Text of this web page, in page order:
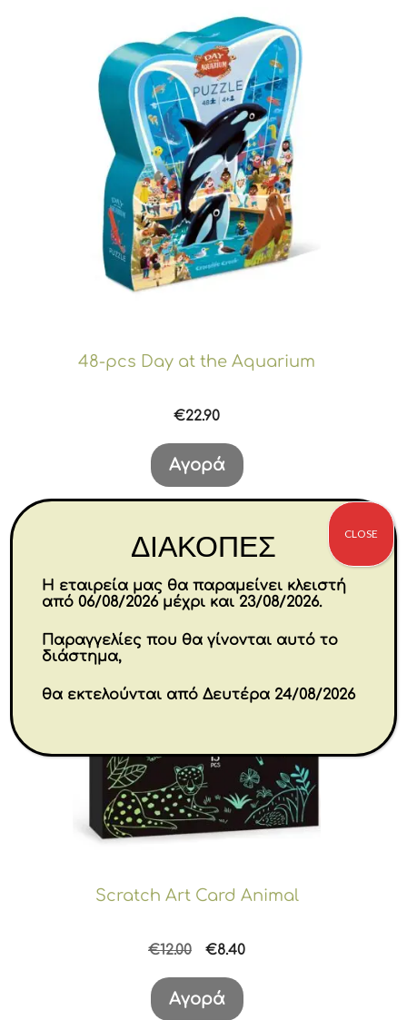
48-pcs Day at the Aquarium
€22.90
Αγορά
Scratch Art Card Animal
€12.00
Original
was:
€12.00.
€8.40Η
Αγορά
ΔΙΑΚΟΠΕΣ
Η εταιρεία μας θα παραμείνει κλειστή
από 06/08/2026 μέχρι και 23/08/2026.
Παραγγελίες που θα γίνονται αυτό το
διάστημα,
θα εκτελούνται από Δευτέρα 24/08/2026
CLOSE